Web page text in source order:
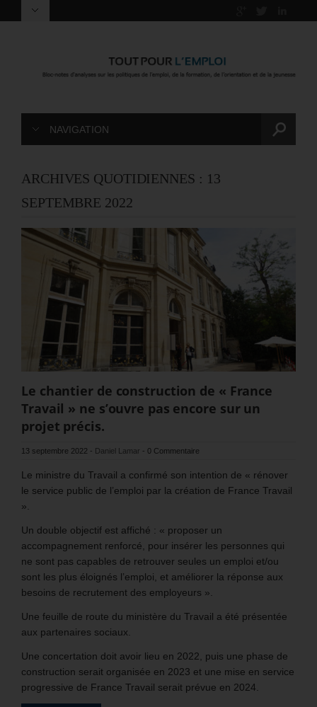
NAVIGATION
ARCHIVES QUOTIDIENNES : 13
SEPTEMBRE 2022
Le chantier de construction de « France
Travail » ne s’ouvre pas encore sur un
projet précis.
13 septembre 2022 - Daniel Lamar - 0 Commentaire
Le ministre du Travail a confirmé son intention de « rénover
le service public de l’emploi par la création de France Travail
».
Un double objectif est affiché : « proposer un
accompagnement renforcé, pour insérer les personnes qui
ne sont pas capables de retrouver seules un emploi et/ou
sont les plus éloignés l’emploi, et améliorer la réponse aux
besoins de recrutement des employeurs ».
Une feuille de route du ministère du Travail a été présentée
aux partenaires sociaux.
Une concertation doit avoir lieu en 2022, puis une phase de
construction serait organisée en 2023 et une mise en service
progressive de France Travail serait prévue en 2024.